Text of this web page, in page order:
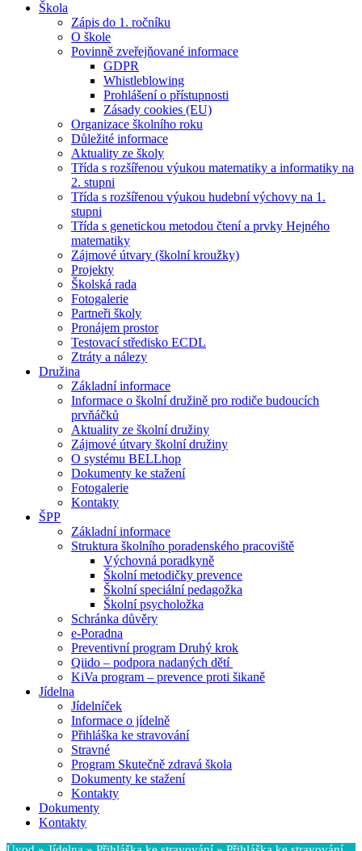
Škola
Zápis do 1. ročníku
O škole
Povinně zveřejňované informace
GDPR
Whistleblowing
Prohlášení o přístupnosti
Zásady cookies (EU)
Organizace školního roku
Důležité informace
Aktuality ze školy
Třída s rozšířenou výukou matematiky a informatiky na
2. stupni
Třída s rozšířenou výukou hudební výchovy na 1.
stupni
Třída s genetickou metodou čtení a prvky Hejného
matematiky
Zájmové útvary (školní kroužky)
Projekty
Školská rada
Fotogalerie
Partneři školy
Pronájem prostor
Testovací středisko ECDL
Ztráty a nálezy
Družina
Základní informace
Informace o školní družině pro rodiče budoucích
prvňáčků
Aktuality ze školní družiny
Zájmové útvary školní družiny
O systému BELLhop
Dokumenty ke stažení
Fotogalerie
Kontakty
ŠPP
Základní informace
Struktura školního poradenského pracoviště
Výchovná poradkyně
Školní metodičky prevence
Školní speciální pedagožka
Školní psycholožka
Schránka důvěry
e-Poradna
Preventivní program Druhý krok
Qiido – podpora nadaných dětí
KiVa program – prevence proti šikaně
Jídelna
Jídelníček
Informace o jídelně
Přihláška ke stravování
Stravné
Program Skutečně zdravá škola
Dokumenty ke stažení
Kontakty
Dokumenty
Kontakty